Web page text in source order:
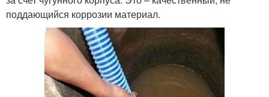
поддающийся коррозии материал.